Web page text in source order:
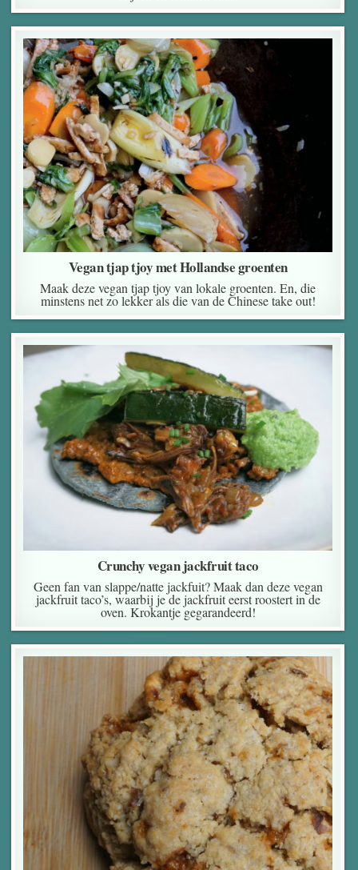
Vegan tjap tjoy met Hollandse groenten
Maak deze vegan tjap tjoy van lokale groenten. En, die
minstens net zo lekker als die van de Chinese take out!
Crunchy vegan jackfruit taco
Geen fan van slappe/natte jackfuit? Maak dan deze vegan
jackfruit taco’s, waarbij je de jackfruit eerst roostert in de
oven. Krokantje gegarandeerd!